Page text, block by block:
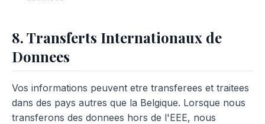
8. Transferts Internationaux de
Donnees
Vos informations peuvent etre transferees et traitees
dans des pays autres que la Belgique. Lorsque nous
transferons des donnees hors de l'EEE, nous